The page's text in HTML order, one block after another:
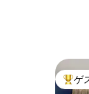
大好
ゲ